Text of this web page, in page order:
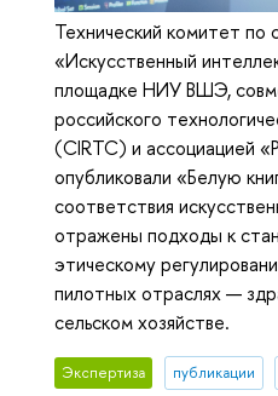
Технический комитет
«Искусственный
площадке НИУ ВШЭ,
российского
(CIRTC) и ассоциацией
опубликовали «Белую
соответствия
отражены подходы к
этическому
пилотных отраслях —
сельском хозяйстве.
Экспертиза публикации